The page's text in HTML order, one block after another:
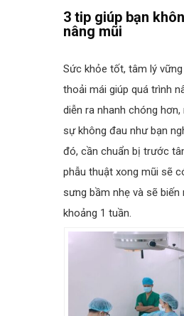
3 tip giúp bạn
nâng mũi
Sức khỏe tốt, tâm lý
thoải mái giúp quá trình
diễn ra nhanh chóng
sự không đau như bạn
đó, cần chuẩn bị trước
phẫu thuật xong mũi sẽ
sưng bầm nhẹ và sẽ biến
khoảng 1 tuần.